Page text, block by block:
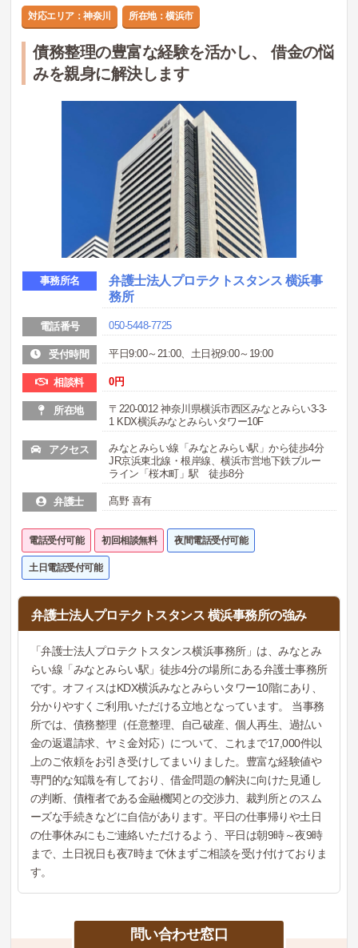
対応エリア：神奈川 所在地：横浜市
債務整理の豊富な経験を活かし、 借金の悩
みを親身に解決します
事務所名
弁護士法人プロテクトスタンス 横浜事
務所
電話番号 050-5448-7725
受付時間 平日9:00～21:00、土日祝9:00～19:00
相談料 0円
所在地
〒220-0012 神奈川県横浜市西区みなとみらい3-3-
1 KDX横浜みなとみらいタワー10F
アクセス
みなとみらい線「みなとみらい駅」から徒歩4分
JR京浜東北線・根岸線、横浜市営地下鉄ブルー
ライン「桜木町」駅 徒歩8分
弁護士 髙野 喜有
電話受付可能 初回相談無料 夜間電話受付可能
土日電話受付可能
弁護士法人プロテクトスタンス 横浜事務所の強み
「弁護士法人プロテクトスタンス横浜事務所」は、みなとみ
らい線「みなとみらい駅」徒歩4分の場所にある弁護士事務所
です。オフィスはKDX横浜みなとみらいタワー10階にあり、
分かりやすくご利用いただける立地となっています。 当事務
所では、債務整理（任意整理、自己破産、個人再生、過払い
金の返還請求、ヤミ金対応）について、これまで17,000件以
上のご依頼をお引き受けしてまいりました。豊富な経験値や
専門的な知識を有しており、借金問題の解決に向けた見通し
の判断、債権者である金融機関との交渉力、裁判所とのスム
ーズな手続きなどに自信があります。平日の仕事帰りや土日
の仕事休みにもご連絡いただけるよう、平日は朝9時～夜9時
まで、土日祝日も夜7時まで休まずご相談を受け付けておりま
す。
問い合わせ窓口